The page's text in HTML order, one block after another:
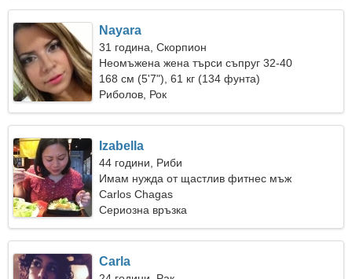
Nayara
31 година, Скорпион
Неомъжена жена търси съпруг 32-40
168 см (5'7"), 61 кг (134 фунта)
Риболов, Рок
Izabella
44 години, Риби
Имам нужда от щастлив фитнес мъж
Carlos Chagas
Сериозна връзка
Carla